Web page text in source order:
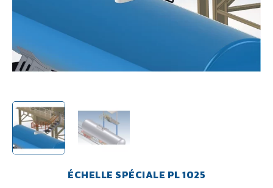
ÉCHELLE SPÉCIALE PL 1025